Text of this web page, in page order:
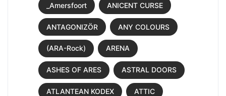
_Amersfoort ANICENT CURSE
ANTAGONIZÖR ANY COLOURS
(ARA-Rock) ARENA
ASHES OF ARES ASTRAL DOORS
ATLANTEAN KODEX ATTIC